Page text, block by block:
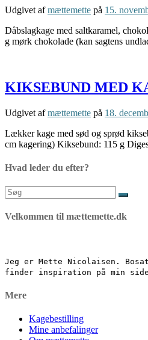
Udgivet afmættemette på 15.
Dåbslagkage med saltkaramel,
g mørk chokolade (kan sagtens
KIKSEBUND MED
Udgivet afmættemette på 18.
Lækker kage med sød og sprød
cm kagering) Kiksebund: 115 g
Hvad leder du efter?
Søg
efter:
Velkommen til mættemette.dk
Jeg er Mette Nicolaisen.
finder inspiration på min
Mere
Kagebestilling
Mine anbefalinger